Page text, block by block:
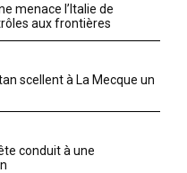
menace l’Italie de
aux frontières
scellent à La Mecque un
conduit à une